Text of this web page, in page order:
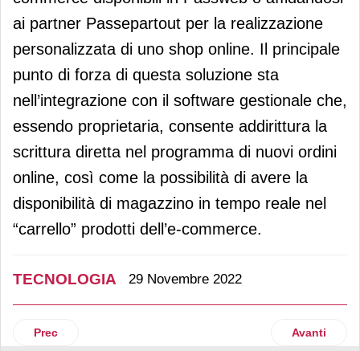
ai partner Passepartout per la realizzazione
personalizzata di uno shop online. Il principale
punto di forza di questa soluzione sta
nell’integrazione con il software gestionale che,
essendo proprietaria, consente addirittura la
scrittura diretta nel programma di nuovi ordini
online, così come la possibilità di avere la
disponibilità di magazzino in tempo reale nel
“carrello” prodotti dell’e-commerce.
TECNOLOGIA 29 Novembre 2022
Articolo precedente: Panasonic presenta due serie di
Prec Articolo
Avanti